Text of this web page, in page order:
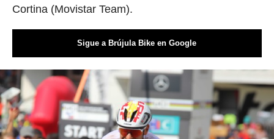
Cortina (Movistar Team).
Sigue a Brújula Bike en Google